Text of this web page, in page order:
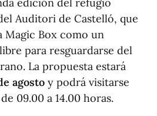
Auditori de Castelló, que
Magic Box como un
para resguardarse del
La propuesta estará
agosto y podrá visitarse
09.00 a 14.00 horas.